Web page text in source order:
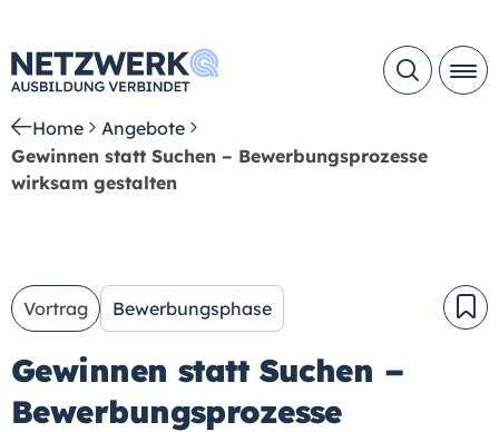
Home
Angebote
Gewinnen statt Suchen – Bewerbungsprozesse
wirksam gestalten
Vortrag Bewerbungsphase
Gewinnen statt Suchen –
Bewerbungsprozesse